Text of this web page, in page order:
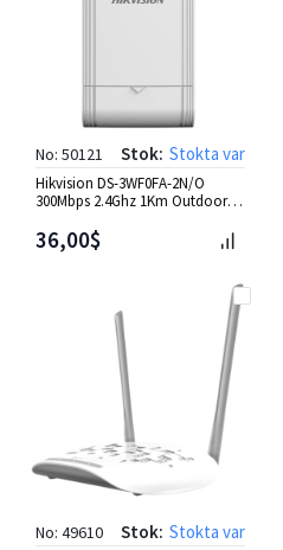
No: 50121 Stok: Stokta var
Hikvision DS-3WF0FA-2N/O
300Mbps 2.4Ghz 1Km Outdoor
36,00$
No: 49610 Stok: Stokta var